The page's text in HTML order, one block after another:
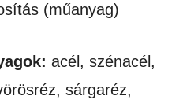
(műanyag)
acél, szénacél,
sárgaréz,